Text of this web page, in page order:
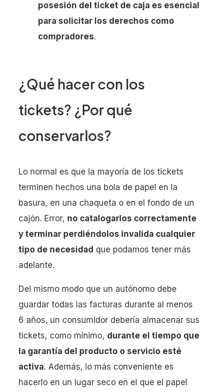
posesión del ticket de caja es esencial
para solicitar los derechos como
compradores.
¿Qué hacer con los
tickets? ¿Por qué
conservarlos?
Lo normal es que la mayoría de los tickets
terminen hechos una bola de papel en la
basura, en una chaqueta o en el fondo de un
cajón. Error, no catalogarlos correctamente
y terminar perdiéndolos invalida cualquier
tipo de necesidad que podamos tener más
adelante.
Del mismo modo que un autónomo debe
guardar todas las facturas durante al menos
6 años, un consumidor debería almacenar sus
tickets, como mínimo, durante el tiempo que
la garantía del producto o servicio esté
activa. Además, lo más conveniente es
hacerlo en un lugar seco en el que el papel